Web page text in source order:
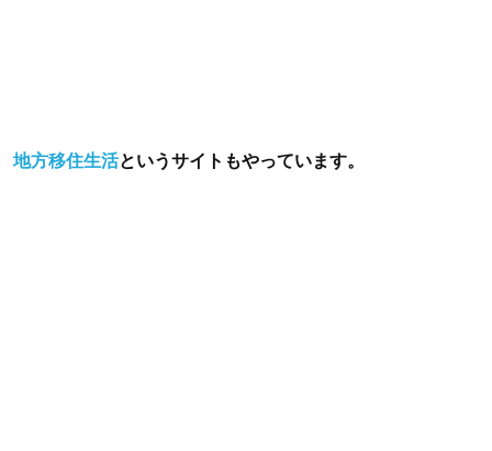
地方移住生活というサイトもやっています。